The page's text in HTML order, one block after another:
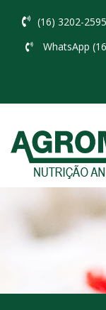
(16) 3202-2595
WhatsApp